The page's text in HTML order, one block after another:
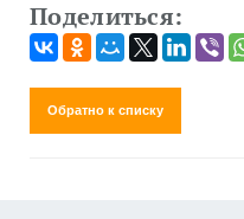
Поделиться:
Обратно к списку